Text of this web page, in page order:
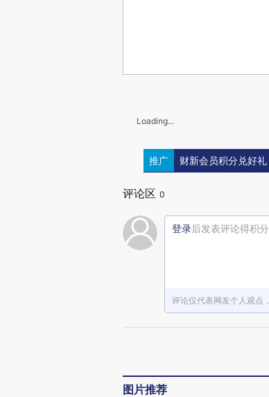
Loading...
推广 财新会员积分兑好礼
评论区 0
登录后发表评论得积分
评论仅代表网友个人观点
图片推荐